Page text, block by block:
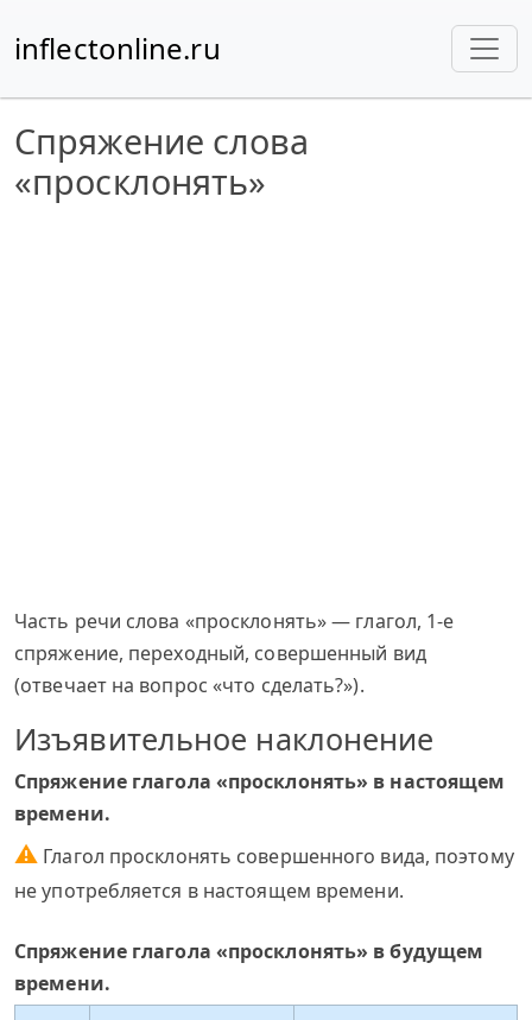
inflectonline.ru
Спряжение слова
«просклонять»
Часть речи слова «просклонять» — глагол, 1-е
спряжение, переходный, совершенный вид
(отвечает на вопрос «что сделать?»).
Изъявительное наклонение
Спряжение глагола «просклонять» в настоящем
времени.
⚠ Глагол просклонять совершенного вида, поэтому
не употребляется в настоящем времени.
Спряжение глагола «просклонять» в будущем
времени.